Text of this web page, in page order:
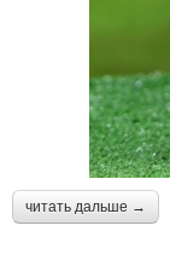
читать дальше →